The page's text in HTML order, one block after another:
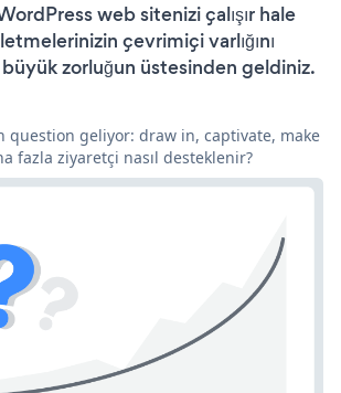
web sitenizi çalışır hale
çevrimiçi varlığını
zorluğun üstesinden geldiniz.
question geliyor: draw in, captivate, make
fazla ziyaretçi nasıl desteklenir?